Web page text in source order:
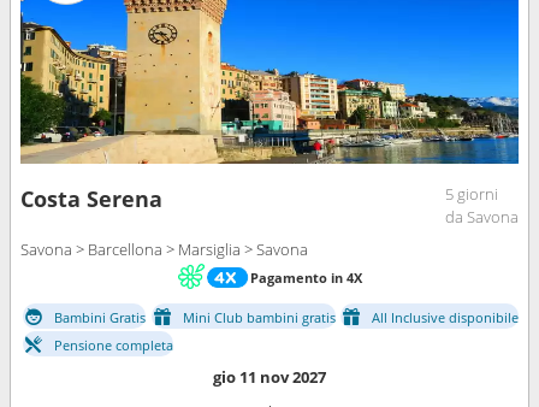
Costa Serena
5 giorni
da Savona
Savona > Barcellona > Marsiglia > Savona
Pagamento in 4X
Bambini Gratis Mini Club bambini gratis
All Inclusive disponibile
Pensione completa
gio 11 nov 2027